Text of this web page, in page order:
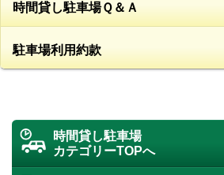
時間貸し駐車場Ｑ＆Ａ
駐車場利用約款
時間貸し駐車場
カテゴリーTOPへ